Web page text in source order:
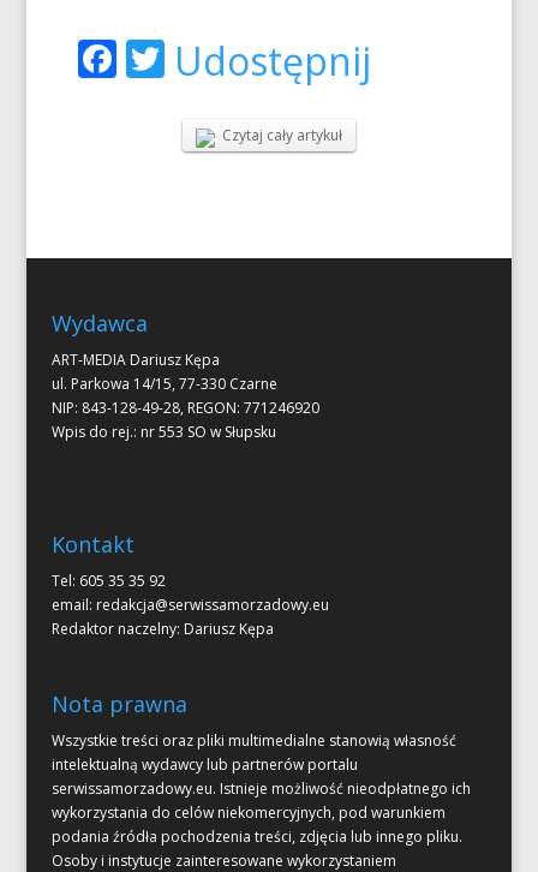
Facebook
Twitter
Udostępnij
Czytaj cały artykuł
Wydawca
ART-MEDIA Dariusz Kępa
ul. Parkowa 14/15, 77-330 Czarne
NIP: 843-128-49-28, REGON: 771246920
Wpis do rej.: nr 553 SO w Słupsku
Kontakt
Tel: 605 35 35 92
email: redakcja@serwissamorzadowy.eu
Redaktor naczelny: Dariusz Kępa
Nota prawna
Wszystkie treści oraz pliki multimedialne stanowią własność
intelektualną wydawcy lub partnerów portalu
serwissamorzadowy.eu. Istnieje możliwość nieodpłatnego ich
wykorzystania do celów niekomercyjnych, pod warunkiem
podania źródła pochodzenia treści, zdjęcia lub innego pliku.
Osoby i instytucje zainteresowane wykorzystaniem